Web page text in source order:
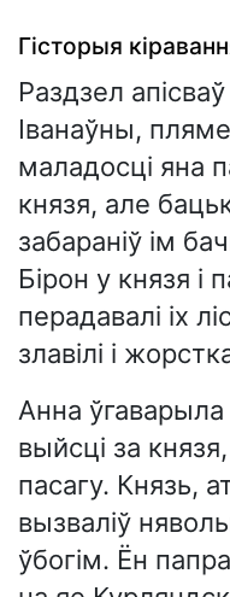
Гісторыя
Раздзел
Іванаўны,
маладосці яна
князя, але
забараніў ім
Бірон у князя і
перадавалі іх
злавілі і
Анна ўгаварыла
выйсці за
пасагу. Князь,
вызваліў
ўбогім. Ён